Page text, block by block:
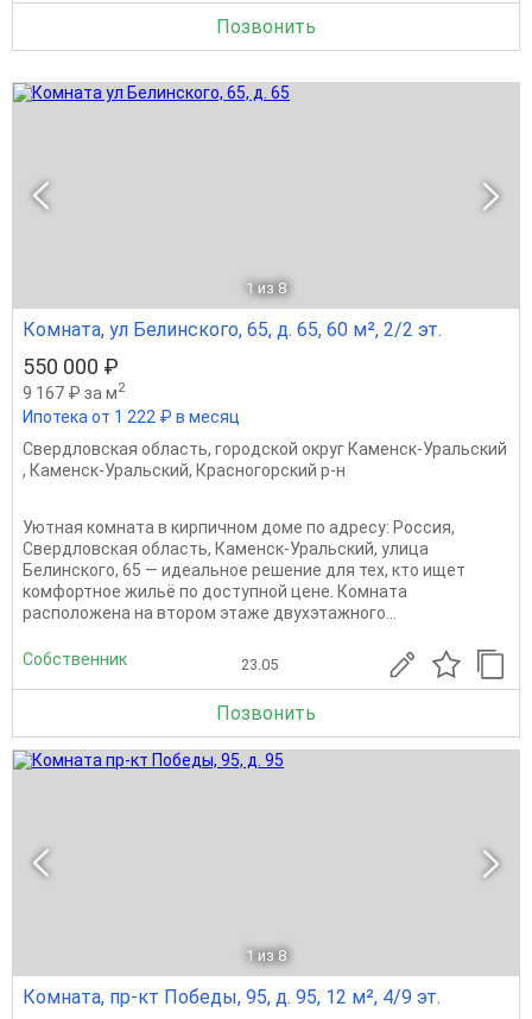
Позвонить
1 из 8
Комната, ул Белинского, 65, д. 65, 60 м², 2/2 эт.
550 000 ₽
9 167 ₽ за м2
Ипотека от 1 222 ₽ в месяц
Свердловская область, городской округ Каменск-Уральский
, Каменск-Уральский, Красногорский р-н
Уютная комната в кирпичном доме по адресу: Россия,
Свердловская область, Каменск-Уральский, улица
Белинского, 65 — идеальное решение для тех, кто ищет
комфортное жильё по доступной цене. Комната
расположена на втором этаже двухэтажного...
Собственник 23.05
Позвонить
1 из 8
Комната, пр-кт Победы, 95, д. 95, 12 м², 4/9 эт.